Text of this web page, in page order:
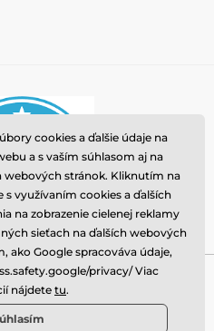
14, 74718, Píšť, Česká
info@tvrzenaskla.eu,
205 145
cookies a ďalšie údaje na
a s vaším súhlasom aj na
webových stránok. Kliknutím na
s využívaním cookies a ďalších
na zobrazenie cielenej reklamy
sieťach na ďalších webových
ako Google spracováva údaje,
privacy/ Viac
nájdete tu.